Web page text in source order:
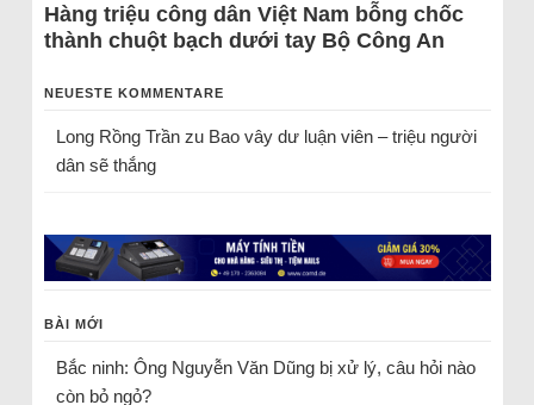
Hàng triệu công dân Việt Nam bỗng chốc
thành chuột bạch dưới tay Bộ Công An
NEUESTE KOMMENTARE
Long Rồng Trầnzu Bao vây dư luận viên – triệu người
dân sẽ thắng
BÀI MỚI
Bắc ninh: Ông Nguyễn Văn Dũng bị xử lý, câu hỏi nào
còn bỏ ngỏ?